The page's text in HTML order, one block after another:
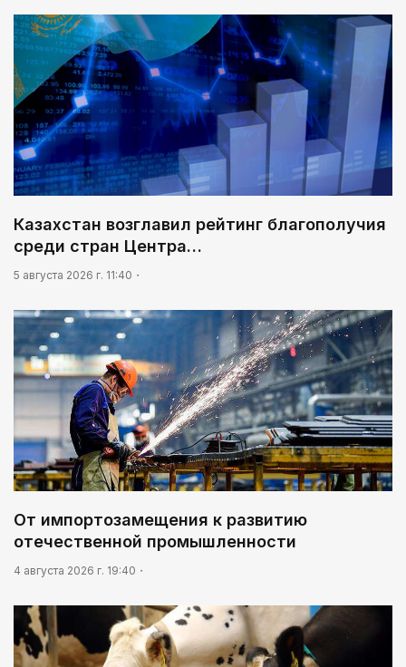
Каникулы в седле
08:18
Предвыборные теледебаты на Седьмом канале –
итоги онлайн-голосования
08:46
Почти 3 млрд тенге из возвращенных активов
выделили на водоснабжение сел в СКО
Казахстан возглавил рейтинг благополучия
среди стран Центра…
5 августа 2026 г. 11:40
От импортозамещения к развитию
отечественной промышленности
4 августа 2026 г. 19:40